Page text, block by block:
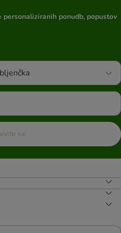
personaliziranih ponudb, popustov
se